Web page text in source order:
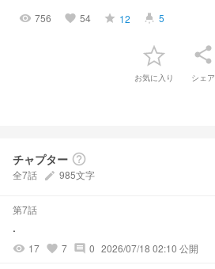
visibility 756 favorite 54 grade 12 highlight 5
お気に入り
share
シェア
チャプター help_outline
全7話 create 985文字
第7話
.
visibility 17 favorite 7 comment 0 2026/07/18 02:10 公開